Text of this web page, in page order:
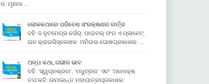
ଡ. ମୃଣାଳ …
ଲୋକକଥାରେ ପରିବେଶ ସଂରକ୍ଷଣର ବାର୍ତ୍ତା
ବହି: ଦ ନୁଟମେଗ୍ସ କର୍ସର୍: ପାରାବଲ୍ ଫର ଏ ପ୍ଲାନେଟ୍
ଇନ କ୍ରାଇସିସ୍ଲେଖକ: ଅମିତାଭ ଘୋଷପ୍ରକାଶକ: …
ଅଳ୍ପ କଥା, ଗଭୀର ଭାବ
ବହି: ‘ସ୍ୱପ୍ନଶ୍ରବା’, ‘ମଧୁବ୍ରତା’ ଏବଂ ‘ଅମୋକ୍ଷ
ତପ’କବି: ଉମାକାନ୍ତ ମହାପାତ୍ରପ୍ରକାଶକ: